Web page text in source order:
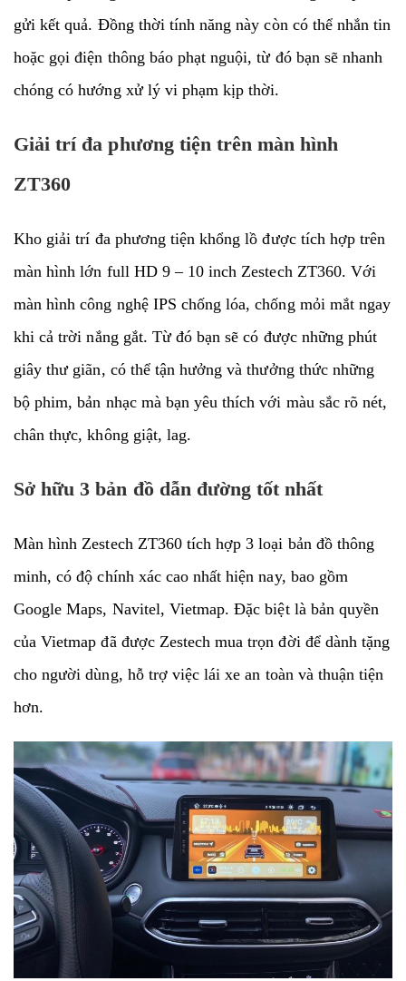
gửi kết quả. Đồng thời tính năng này còn có thể nhắn tin
hoặc gọi điện thông báo phạt nguội, từ đó bạn sẽ nhanh
chóng có hướng xử lý vi phạm kịp thời.
Giải trí đa phương tiện trên màn hình
ZT360
Kho giải trí đa phương tiện khổng lồ được tích hợp trên
màn hình lớn full HD 9 – 10 inch Zestech ZT360. Với
màn hình công nghệ IPS chống lóa, chống mỏi mắt ngay
khi cả trời nắng gắt. Từ đó bạn sẽ có được những phút
giây thư giãn, có thể tận hưởng và thưởng thức những
bộ phim, bản nhạc mà bạn yêu thích với màu sắc rõ nét,
chân thực, không giật, lag.
Sở hữu 3 bản đồ dẫn đường tốt nhất
Màn hình Zestech ZT360 tích hợp 3 loại bản đồ thông
minh, có độ chính xác cao nhất hiện nay, bao gồm
Google Maps, Navitel, Vietmap. Đặc biệt là bản quyền
của Vietmap đã được Zestech mua trọn đời để dành tặng
cho người dùng, hỗ trợ việc lái xe an toàn và thuận tiện
hơn.